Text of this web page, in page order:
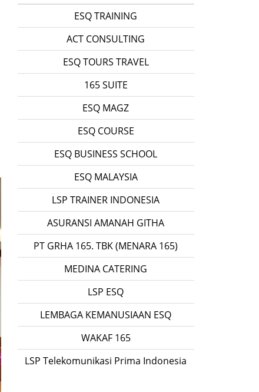
ESQ TRAINING
ACT CONSULTING
ESQ TOURS TRAVEL
165 SUITE
ESQ MAGZ
ESQ COURSE
ESQ BUSINESS SCHOOL
ESQ MALAYSIA
LSP TRAINER INDONESIA
ASURANSI AMANAH GITHA
PT GRHA 165. TBK (MENARA 165)
MEDINA CATERING
LSP ESQ
LEMBAGA KEMANUSIAAN ESQ
WAKAF 165
LSP Telekomunikasi Prima Indonesia